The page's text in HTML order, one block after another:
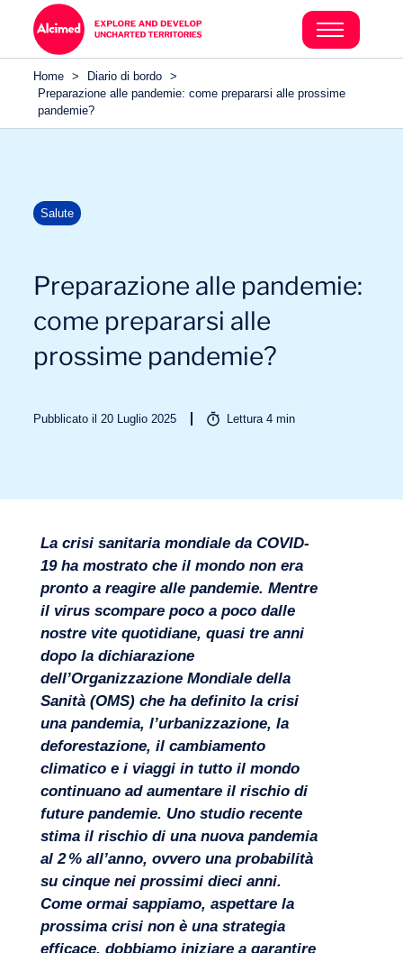
Progetti
Home > Diario di bordo >
Preparazione alle pandemie: come prepararsi alle prossime
pandemie?
Salute
Preparazione alle pandemie:
come prepararsi alle
prossime pandemie?
Pubblicato il 20 Luglio 2025 Lettura4 min
La crisi sanitaria mondiale da COVID-
19 ha mostrato che il mondo non era
pronto a reagire alle pandemie. Mentre
il virus scompare poco a poco dalle
nostre vite quotidiane, quasi tre anni
dopo la dichiarazione
dell’Organizzazione Mondiale della
Sanità (OMS) che ha definito la crisi
una pandemia, l’urbanizzazione, la
deforestazione, il cambiamento
climatico e i viaggi in tutto il mondo
continuano ad aumentare il rischio di
future pandemie. Uno studio recente
stima il rischio di una nuova pandemia
al 2 % all’anno, ovvero una probabilità
su cinque nei prossimi dieci anni.
Come ormai sappiamo, aspettare la
prossima crisi non è una strategia
efficace, dobbiamo iniziare a garantire